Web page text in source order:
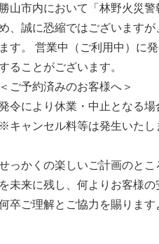
勝山市内において「林野火災
、誠に恐縮ではございます
ます。 営業中（ご利用中）に
ることがございます。
＜ご予約済みのお客様へ＞
令により休業・中止となる
※キャンセル料等は発生いたし
っかくの楽しいご計画のと
を未来に残し、何よりお客様
卒ご理解とご協力を賜ります